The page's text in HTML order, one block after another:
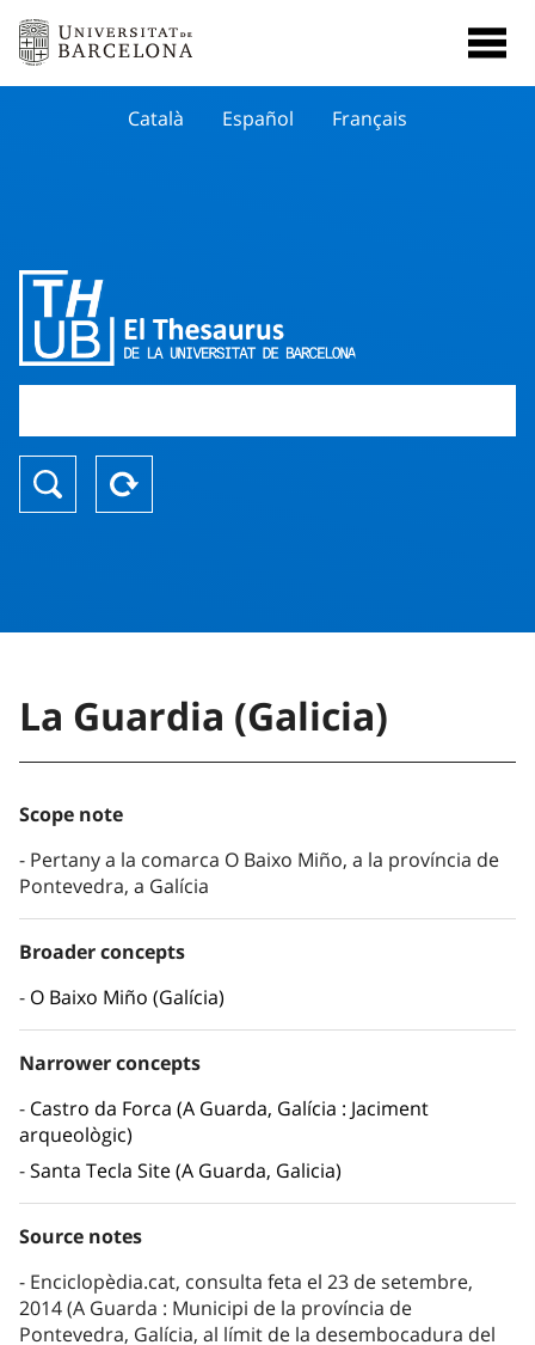
Català Español Français
La Guardia (Galicia)
Scope note
Pertany a la comarca O Baixo Miño, a la província de
Pontevedra, a Galícia
Broader concepts
O Baixo Miño (Galícia)
Narrower concepts
Castro da Forca (A Guarda, Galícia : Jaciment
arqueològic)
Santa Tecla Site (A Guarda, Galicia)
Source notes
Enciclopèdia.cat, consulta feta el 23 de setembre,
2014 (A Guarda : Municipi de la província de
Pontevedra, Galícia, al límit de la desembocadura del